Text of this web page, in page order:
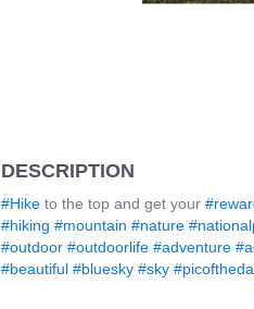
DESCRIPTION
#Hike to the top and get your
#hiking #mountain #nature
#outdoor #outdoorlife #adventure
#beautiful #bluesky #sky